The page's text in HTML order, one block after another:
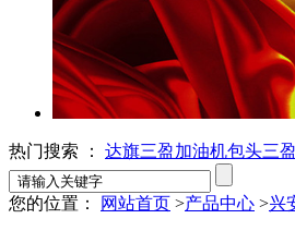
热门搜索 ： 达旗三盈加油机包头三
您的位置： 网站首页 >产品中心 >兴